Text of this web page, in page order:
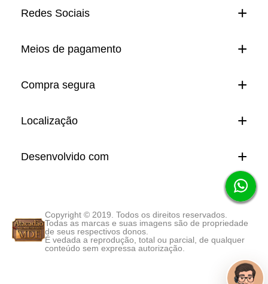
Redes Sociais
Meios de pagamento
Compra segura
Localização
Desenvolvido com
Copyright © 2019. Todos os direitos reservados.
Todas as marcas e suas imagens são de propriedade
de seus respectivos donos.
É vedada a reprodução, total ou parcial, de qualquer
conteúdo sem expressa autorização.